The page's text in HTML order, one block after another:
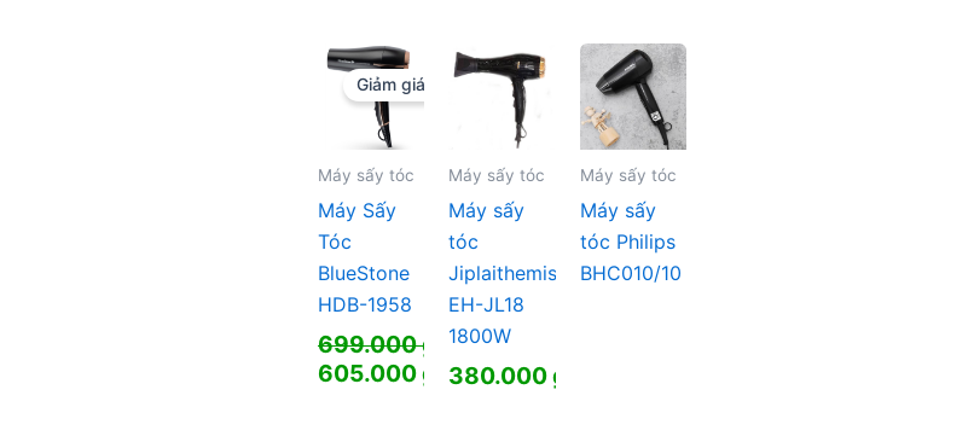
899.000 ₫.
tại
là:
531.000 ₫.
Giảm giá!
Máy sấy tóc
Máy Sấy
Tóc
BlueStone
HDB-1958
699.000₫
Giá
605.000₫
Máy sấy tóc
Máy sấy
tóc
Jiplaithemis
EH-JL18
1800W
380.000₫
Máy sấy tóc
Máy sấy
tóc Philips
BHC010/10